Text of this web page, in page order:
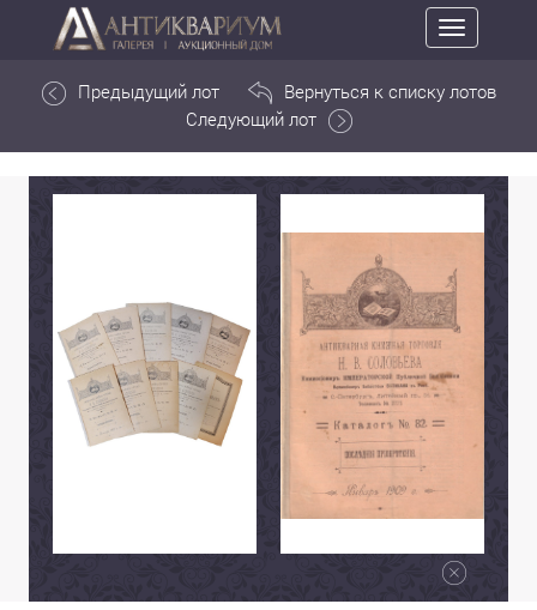
Toggle
navigation
Предыдущий лот
Вернуться к списку лотов
Следующий лот